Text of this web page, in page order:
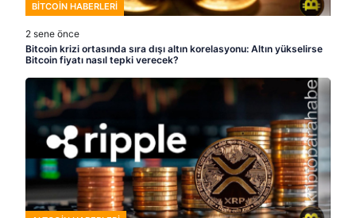
BITCOIN HABERLERI
2 sene önce
Bitcoin krizi ortasında sıra dışı altın korelasyonu: Altın yükselirse
Bitcoin fiyatı nasıl tepki verecek?